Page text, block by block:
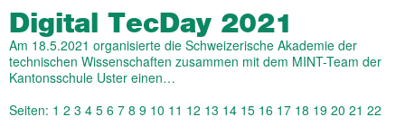
Digital TecDay 2021
Am 18.5.2021 organisierte die Schweizerische Akademie der
technischen Wissenschaften zusammen mit dem MINT-Team der
Kantonsschule Uster einen…
Seiten: 1 2 3 4 5 6 7 8 9 10 11 12 13 14 15 16 17 18 19 20 21 22